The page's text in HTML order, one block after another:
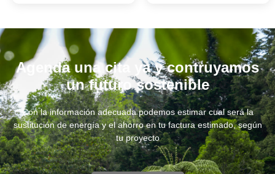
Agenda una cita ya y contruyamos
un futuro sostenible
Con la información adecuada podemos estimar cual será la
sustitución de energía y el ahorro en tu factura estimado, según
tu proyecto